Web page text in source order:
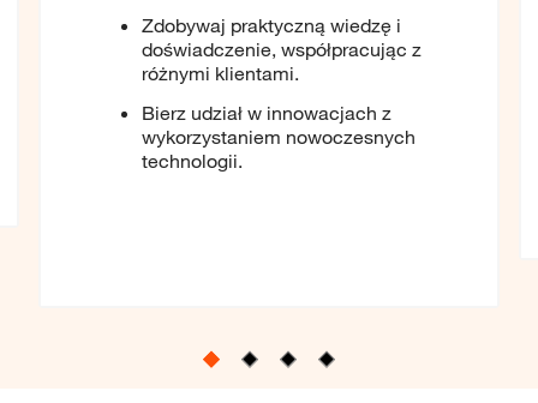
Zdobywaj praktyczną wiedzę i
doświadczenie, współpracując z
różnymi klientami.
Bierz udział w innowacjach z
wykorzystaniem nowoczesnych
technologii.